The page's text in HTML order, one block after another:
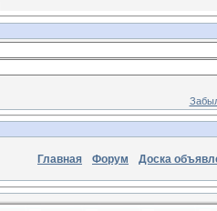
Главная Форум Доска